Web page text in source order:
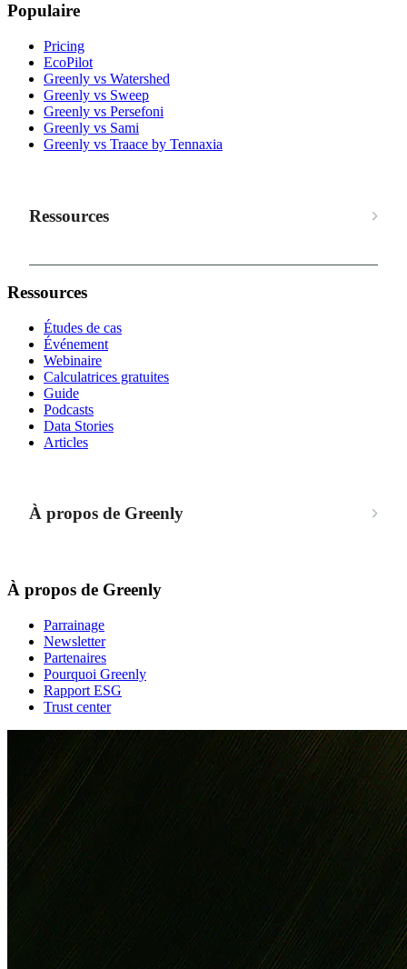
Populaire
Pricing
EcoPilot
Greenly vs Watershed
Greenly vs Sweep
Greenly vs Persefoni
Greenly vs Sami
Greenly vs Traace by Tennaxia
Ressources
Ressources
Études de cas
Événement
Webinaire
Calculatrices gratuites
Guide
Podcasts
Data Stories
Articles
À propos de Greenly
À propos de Greenly
Parrainage
Newsletter
Partenaires
Pourquoi Greenly
Rapport ESG
Trust center